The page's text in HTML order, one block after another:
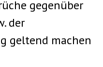
gegenüber
der
geltend machen